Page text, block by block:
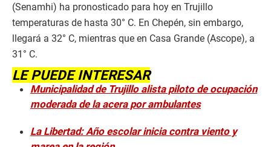
(Senamhi) ha pronosticado para hoy en Trujillo
temperaturas de hasta 30° C. En Chepén, sin embargo,
llegará a 32° C, mientras que en Casa Grande (Ascope), a
31° C.
LE PUEDE INTERESAR
Municipalidad de Trujillo alista piloto de ocupación
moderada de la acera por ambulantes
La Libertad: Año escolar inicia contra viento y